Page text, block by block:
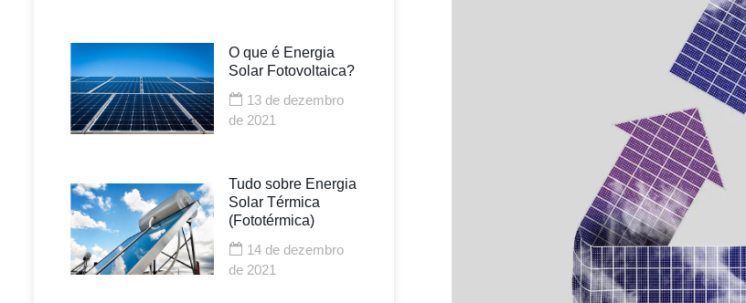
O que é Energia
Solar Fotovoltaica?
13 de dezembro
de 2021
Tudo sobre Energia
Solar Térmica
(Fototérmica)
14 de dezembro
de 2021